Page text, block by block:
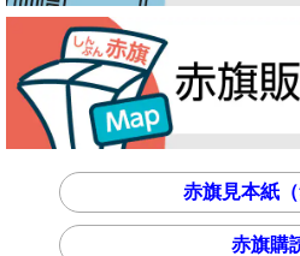
赤旗見本紙（
赤旗購